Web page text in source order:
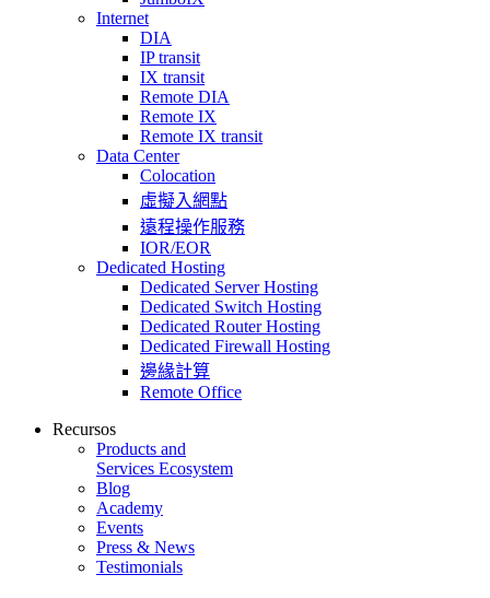
Internet
DIA
IP transit
IX transit
Remote DIA
Remote IX
Remote IX transit
Data Center
Colocation
虛擬入網點
遠程操作服務
IOR/EOR
Dedicated Hosting
Dedicated Server Hosting
Dedicated Switch Hosting
Dedicated Router Hosting
Dedicated Firewall Hosting
邊緣計算
Remote Office
Recursos
Products and
Services Ecosystem
Blog
Academy
Events
Press & News
Testimonials